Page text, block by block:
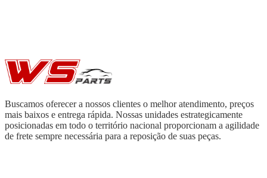
Buscamos oferecer a nossos clientes o melhor atendimento, preços
mais baixos e entrega rápida. Nossas unidades estrategicamente
posicionadas em todo o território nacional proporcionam a agilidade
de frete sempre necessária para a reposição de suas peças.